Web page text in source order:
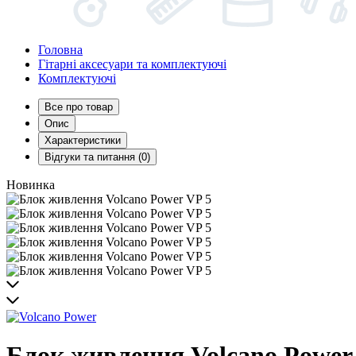
Головна
Гітарні аксесуари та комплектуючі
Комплектуючі
Все про товар
Опис
Характеристики
Відгуки та питання (0)
Новинка